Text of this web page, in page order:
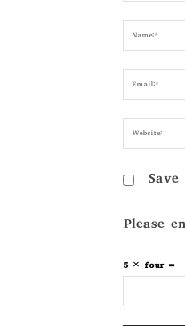
Please
5 × four =